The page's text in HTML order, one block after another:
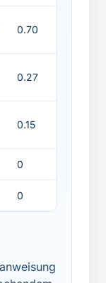
0.70
0.27
0.15
0
0